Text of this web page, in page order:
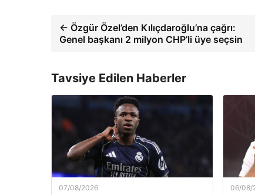
← Özgür Özel’den Kılıçdaroğlu’na çağrı:
Genel başkanı 2 milyon CHP’li üye seçsin
Tavsiye Edilen Haberler
07/08/2026 06/08/